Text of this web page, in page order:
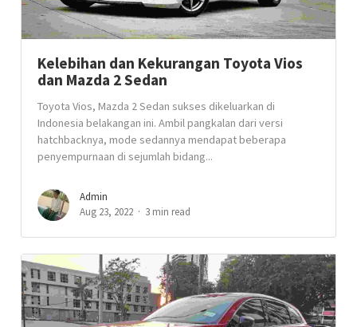
Kelebihan dan Kekurangan Toyota Vios
dan Mazda 2 Sedan
Toyota Vios, Mazda 2 Sedan sukses dikeluarkan di
Indonesia belakangan ini. Ambil pangkalan dari versi
hatchbacknya, mode sedannya mendapat beberapa
penyempurnaan di sejumlah bidang...
Admin
Aug 23, 2022
3 min read